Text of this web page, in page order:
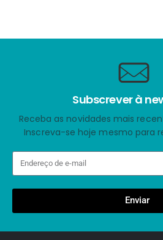
Subscrever à
Receba as novidades mais
Inscreva-se hoje mesmo para
Enviar